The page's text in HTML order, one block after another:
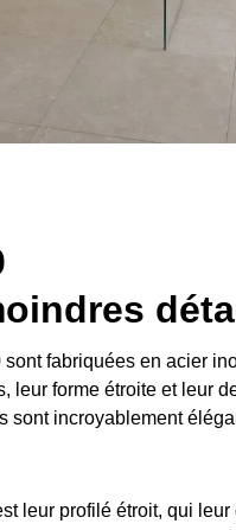
fabriquées en acier
leur forme étroite et leur
sont incroyablement
leur profilé étroit, qui leur